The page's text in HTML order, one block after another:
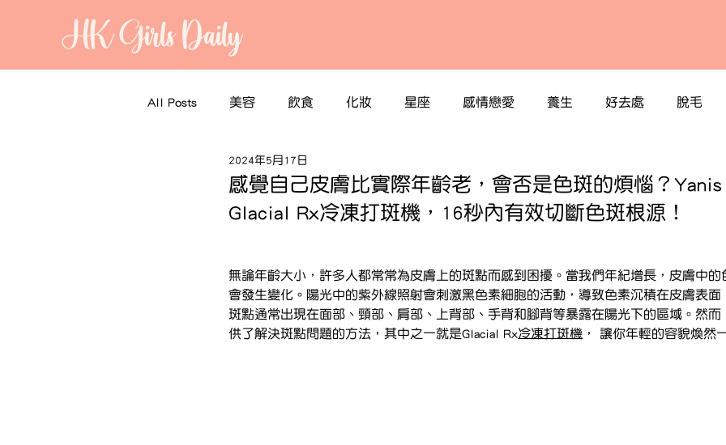
HK Girls Daily
All Posts 美容 飲食 化妝 星座 感情戀愛 養生 好去處 脫毛
感覺自己皮膚比實際年齡老，會否是色斑的煩惱？Yanis
Glacial Rx冷凍打斑機，16秒內有效切斷色斑根源！
2024年5月17日
無論年齡大小，許多人都常常為皮膚上的斑點而感到困擾。當我們年紀增長，皮膚中的
會發生變化。陽光中的紫外線照射會刺激黑色素細胞的活動，導致色素沉積在皮膚表面
斑點通常出現在面部、頸部、肩部、上背部、手背和腳背等暴露在陽光下的區域。然而
供了解決斑點問題的方法，其中之一就是Glacial Rx冷凍打斑機 ， 讓你年輕的容貌煥然